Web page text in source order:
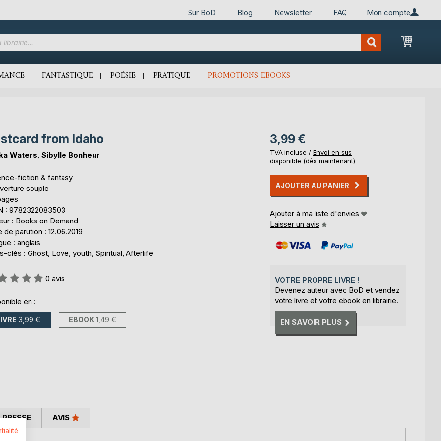
Mon compte
Sur BoD Blog Newsletter FAQ
Mon
FANTASTIQUE POÉSIE PRATIQUE PROMOTIONS EBOOKS
from Idaho
Waters, Sibylle Bonheur
fiction & fantasy
souple
: 9782322083503
: Books on Demand
de parution : 12.06.2019
: anglais
clés : Ghost, Love, youth, Spiritual, Afterlife
0 avis
en :
3,99 € EBOOK 1,49 €
3,99 €
TVA incluse / Envoi en sus
disponible (dès maintenant)
AJOUTER AU PANIER
Ajouter à ma liste d'envies
Laisser un avis
VOTRE PROPRE LIVRE !
Devenez auteur avec BoD et vendez
votre livre et votre ebook en librairie.
EN SAVOIR PLUS
AVIS